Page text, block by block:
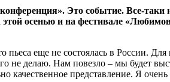
Это событие. Все-
осенью и на фестивале
пьеса еще не состоялась в России.
не делаю. Нам повезло – мы будет
качественное представление. Я очень